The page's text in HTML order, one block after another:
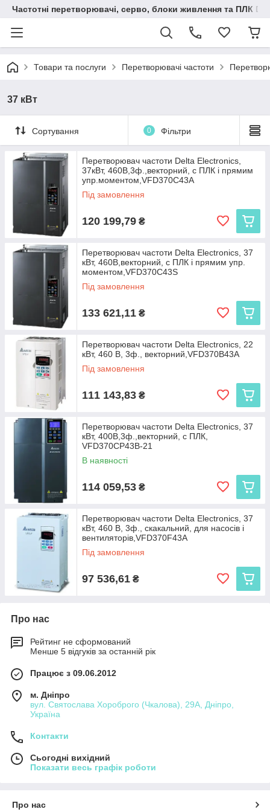
Частотні перетворювачі, серво, блоки живлення та ПЛК
Товари та послуги Перетворювачі частоти
37 кВт
Сортування 0 Фільтри
Перетворювач частоти Delta Electronics,
37кВт, 460В,3ф.,векторний, c ПЛК і прямим
упр.моментом,VFD370C43A
Під замовлення
120 199,79 ₴
Перетворювач частоти Delta Electronics, 37
кВт, 460В,векторний, c ПЛК і прямим упр.
моментом,VFD370C43S
Під замовлення
133 621,11 ₴
Перетворювач частоти Delta Electronics, 22
кВт, 460 В, 3ф., векторний,VFD370B43A
Під замовлення
111 143,83 ₴
Перетворювач частоти Delta Electronics, 37
кВт, 400В,3ф.,векторний, c ПЛК,
VFD370CP43B-21
В наявності
114 059,53 ₴
Перетворювач частоти Delta Electronics, 37
кВт, 460 В, 3ф., скакальний, для насосів і
вентиляторів,VFD370F43A
Під замовлення
97 536,61 ₴
Про нас
Рейтинг не сформований
Менше 5 відгуків за останній рік
Працює з 09.06.2012
м. Дніпро
вул. Святослава Хороброго (Чкалова), 29А, Дніпро,
Україна
Контакти
Сьогодні вихідний
Показати весь графік роботи
Про нас